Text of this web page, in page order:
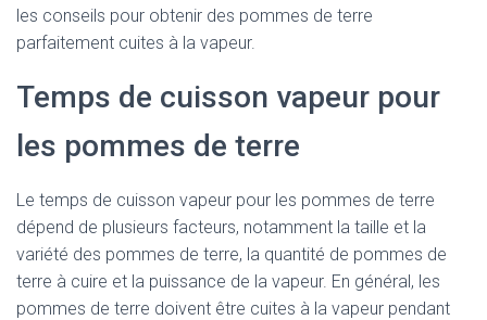
les conseils pour obtenir des pommes de terre
parfaitement cuites à la vapeur.
Temps de cuisson vapeur pour
les pommes de terre
Le temps de cuisson vapeur pour les pommes de terre
dépend de plusieurs facteurs, notamment la taille et la
variété des pommes de terre, la quantité de pommes de
terre à cuire et la puissance de la vapeur. En général, les
pommes de terre doivent être cuites à la vapeur pendant